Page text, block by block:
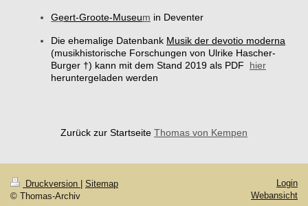
Geert-Groote-Museum in Deventer
Die ehemalige Datenbank Musik der devotio moderna
(musikhistorische Forschungen von Ulrike Hascher-
Burger †) kann mit dem Stand 2019 als PDF hier
heruntergeladen werden
Zurück zur Startseite Thomas von Kempen
Druckversion | Sitemap
© Thomas-Archiv
Login
Webansicht